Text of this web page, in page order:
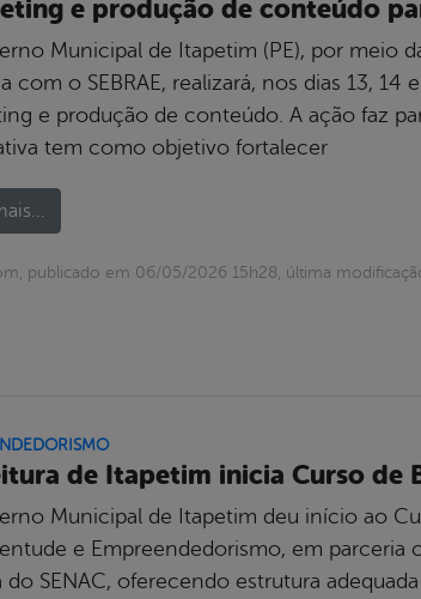
e produção de conteúdo
Municipal de Itapetim (PE), por meio
com o SEBRAE, realizará, nos dias 13,
e produção de conteúdo. A ação faz
tem como objetivo fortalecer
publicado em 06/05/2026 15h28, última
de Itapetim inicia Curso de
Municipal de Itapetim deu início ao
e Empreendedorismo, em parceria
do SENAC, oferecendo estrutura